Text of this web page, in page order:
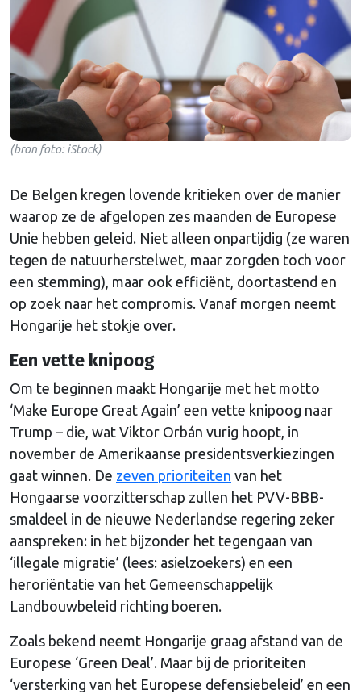
(bron foto: iStock)
De Belgen kregen lovende kritieken over de manier
waarop ze de afgelopen zes maanden de Europese
Unie hebben geleid. Niet alleen onpartijdig (ze waren
tegen de natuurherstelwet, maar zorgden toch voor
een stemming), maar ook efficiënt, doortastend en
op zoek naar het compromis. Vanaf morgen neemt
Hongarije het stokje over.
Een vette knipoog
Om te beginnen maakt Hongarije met het motto
‘Make Europe Great Again’ een vette knipoog naar
Trump – die, wat Viktor Orbán vurig hoopt, in
november de Amerikaanse presidentsverkiezingen
gaat winnen. De zeven prioriteiten van het
Hongaarse voorzitterschap zullen het PVV-BBB-
smaldeel in de nieuwe Nederlandse regering zeker
aanspreken: in het bijzonder het tegengaan van
‘illegale migratie’ (lees: asielzoekers) en een
heroriëntatie van het Gemeenschappelijk
Landbouwbeleid richting boeren.
Zoals bekend neemt Hongarije graag afstand van de
Europese ‘Green Deal’. Maar bij de prioriteiten
‘versterking van het Europese defensiebeleid’ en een